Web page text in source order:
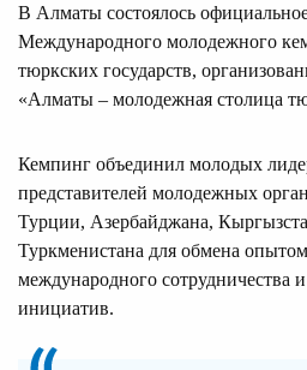
В Алматы состоялось
Международного молодежного
тюркских государств,
«Алматы – молодежная столица
Кемпинг объединил молодых
представителей молодежных
Турции, Азербайджана,
Туркменистана для обмена
международного сотрудничества
инициатив.